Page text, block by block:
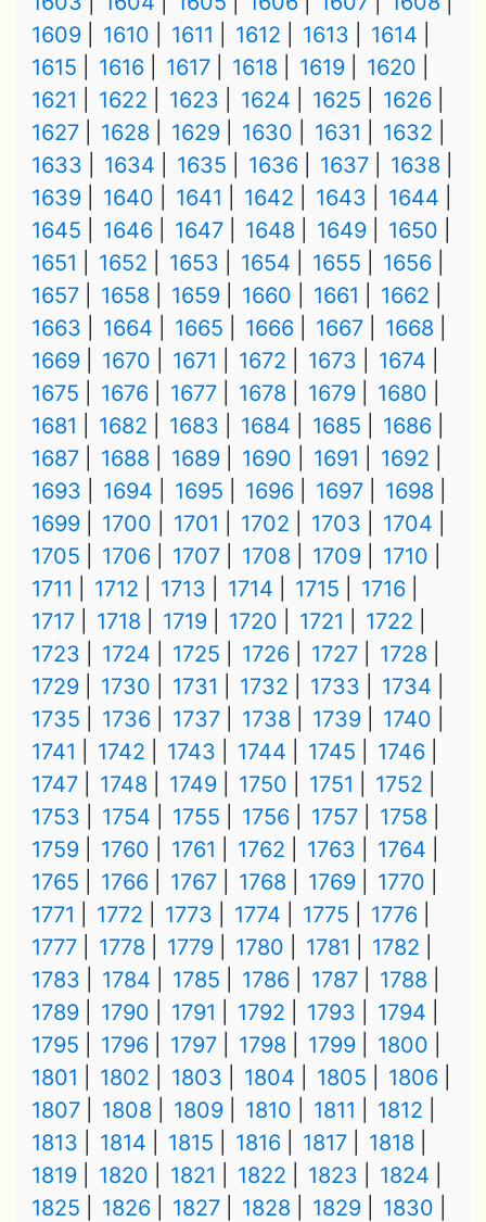
1609
1610 1611 1612 1613
1614
1615
1616 1617 1618 1619
1620
1621
1622 1623 1624 1625
1626
1627
1628 1629 1630 1631
1632
1633
1634 1635 1636 1637
1638
1639
1640 1641 1642 1643
1644
1645
1646 1647 1648 1649
1650
1651
1652 1653 1654 1655
1656
1657
1658 1659 1660 1661
1662
1663
1664 1665 1666 1667
1668
1669
1670 1671 1672 1673
1674
1675
1676 1677 1678 1679
1680
1681
1682 1683 1684 1685
1686
1687
1688 1689 1690 1691
1692
1693
1694 1695 1696 1697
1698
1699
1700 1701 1702 1703
1704
1705
1706 1707 1708 1709
1710
1711
1712 1713 1714 1715
1716
1717
1718 1719 1720 1721
1722
1723
1724 1725 1726 1727
1728
1729
1730 1731 1732 1733
1734
1735
1736 1737 1738 1739
1740
1741
1742 1743 1744 1745
1746
1747
1748 1749 1750 1751
1752
1753
1754 1755 1756 1757
1758
1759
1760 1761 1762 1763
1764
1765
1766 1767 1768 1769
1770
1771
1772 1773 1774 1775
1776
1777
1778 1779 1780 1781
1782
1783
1784 1785 1786 1787
1788
1789
1790 1791 1792 1793
1794
1795
1796 1797 1798 1799
1800
1801
1802 1803 1804 1805
1806
1807
1808 1809 1810 1811
1812
1813
1814 1815 1816 1817
1818
1819
1820 1821 1822 1823
1824
1825
1826 1827 1828 1829
1830